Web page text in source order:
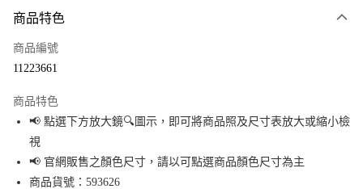
信用卡一次付款
Apple Pay
街口支付
悠遊付
商品特色
商品編號
11223661
商品特色
📢 點選下方放大鏡🔍圖示，即可將商品照及尺寸表放大或縮小檢
視
📢 官網販售之顏色尺寸，請以可點選商品顏色尺寸為主
商品貨號：593626